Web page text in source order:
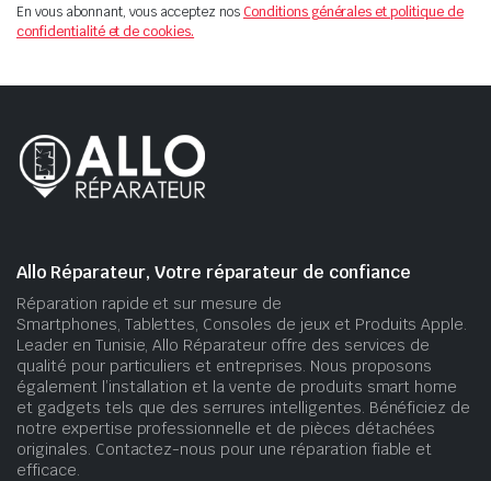
En vous abonnant, vous acceptez nosConditions générales et politique de
confidentialité et de cookies.
Allo Réparateur, Votre réparateur de confiance
Réparation rapide et sur mesure de
Smartphones, Tablettes, Consoles de jeux et Produits Apple.
Leader en Tunisie, Allo Réparateur offre des services de
qualité pour particuliers et entreprises. Nous proposons
également l’installation et la vente de produits smart home
et gadgets tels que des serrures intelligentes. Bénéficiez de
notre expertise professionnelle et de pièces détachées
originales. Contactez-nous pour une réparation fiable et
efficace.